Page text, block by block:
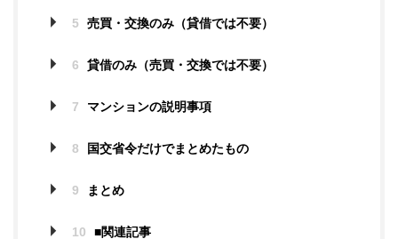
5 売買・交換のみ（貸借では不要）
6 貸借のみ（売買・交換では不要）
7 マンションの説明事項
8 国交省令だけでまとめたもの
9 まとめ
10 ■関連記事